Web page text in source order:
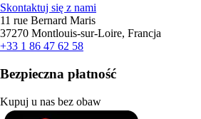
Skontaktuj się z nami
11 rue Bernard Maris
37270 Montlouis-sur-Loire, Francja
+33 1 86 47 62 58
Bezpieczna płatność
Kupuj u nas bez obaw